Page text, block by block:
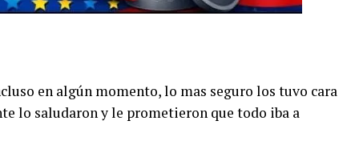
en algún momento, lo mas seguro los tuvo cara
lo saludaron y le prometieron que todo iba a